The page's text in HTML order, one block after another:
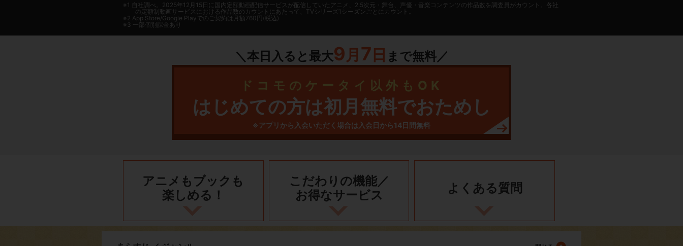
1 自社調べ。2025年12月15日に国内定額動画配信サービスが配信していたアニメ、2.5次元・舞台、声優・音楽コンテンツの作品数を調査員がカウント。各社
の定額制動画サービスにおける作品数のカウントにあたって、TVシリーズ1シーズンごとにカウント。
2 App Store/Google Playでのご契約は月額760円(税込)
3 一部個別課金あり
＼本日入ると最大9月 7 日 まで無料／
ドコモのケータイ以外もOK
はじめての方は初月無料でおためし
※アプリから入会いただく場合は入会日から14日間無料
アニメもブックも
楽しめる！
こだわりの機能／
お得なサービス
よくある質問